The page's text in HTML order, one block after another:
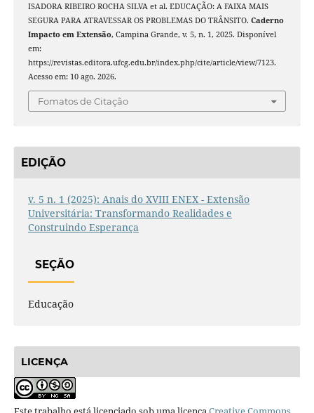
ISADORA RIBEIRO ROCHA SILVA et al. EDUCAÇÃO: A FAIXA MAIS
SEGURA PARA ATRAVESSAR OS PROBLEMAS DO TRÂNSITO. Caderno
Impacto em Extensão, Campina Grande, v. 5, n. 1, 2025. Disponível
em:
https://revistas.editora.ufcg.edu.br/index.php/cite/article/view/7123.
Acesso em: 10 ago. 2026.
Fomatos de Citação
EDIÇÃO
v. 5 n. 1 (2025): Anais do XVIII ENEX - Extensão
Universitária: Transformando Realidades e
Construindo Esperança
SEÇÃO
Educação
LICENÇA